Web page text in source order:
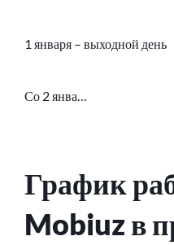
1 января – выходной день
Со 2 янва…
График
Mobiuz в